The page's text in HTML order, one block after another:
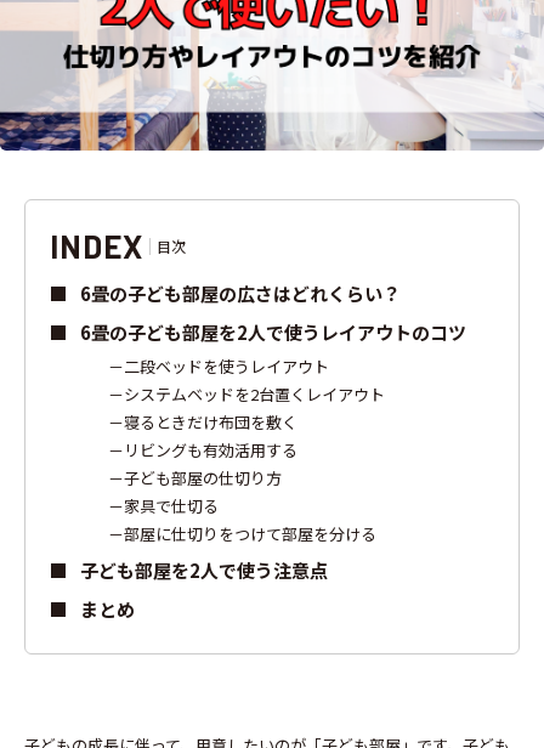
INDEX 目次
6畳の子ども部屋の広さはどれくらい？
6畳の子ども部屋を2人で使うレイアウトのコツ
二段ベッドを使うレイアウト
システムベッドを2台置くレイアウト
寝るときだけ布団を敷く
リビングも有効活用する
子ども部屋の仕切り方
家具で仕切る
部屋に仕切りをつけて部屋を分ける
子ども部屋を2人で使う注意点
まとめ